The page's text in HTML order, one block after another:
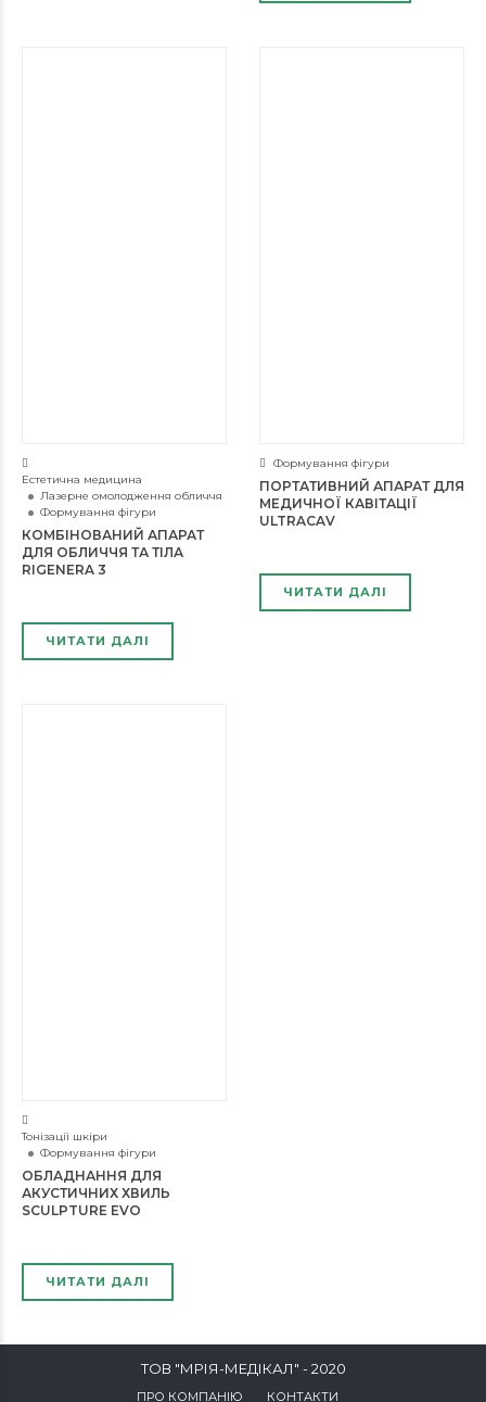
Естетична медицина
Лазерне омолодження обличчя
Формування фігури
КОМБІНОВАНИЙ АПАРАТ
ДЛЯ ОБЛИЧЧЯ ТА ТІЛА
RIGENERA 3
ЧИТАТИ ДАЛІ
Формування фігури
ПОРТАТИВНИЙ АПАРАТ ДЛЯ
МЕДИЧНОЇ КАВІТАЦІЇ
ULTRACAV
ЧИТАТИ ДАЛІ
Тонізації шкіри
Формування фігури
ОБЛАДНАННЯ ДЛЯ
АКУСТИЧНИХ ХВИЛЬ
SCULPTURE EVO
ЧИТАТИ ДАЛІ
ТОВ "МРІЯ-МЕДІКАЛ" - 2020
ПРО КОМПАНІЮ КОНТАКТИ